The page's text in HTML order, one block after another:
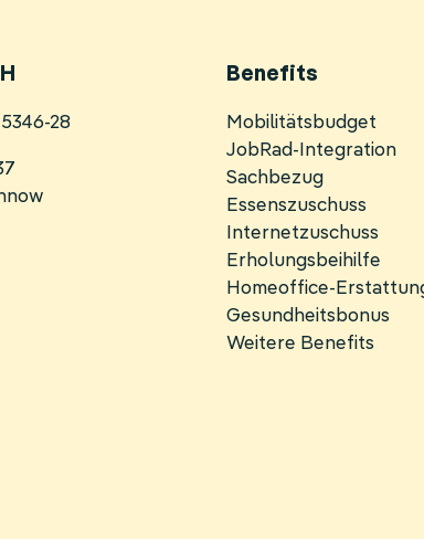
28
Benefits
Navigation
überspringen
Mobilitätsbudget
JobRad-Integration
Sachbezug
Essenszuschuss
Internetzuschuss
Erholungsbeihilfe
Homeoffice-
Gesundheitsbonus
Weitere Benefits